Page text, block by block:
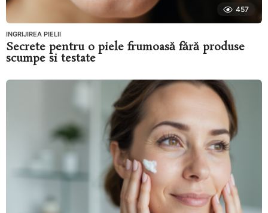
457
INGRIJIREA PIELII
Secrete pentru o piele frumoasă fără produse
scumpe si testate